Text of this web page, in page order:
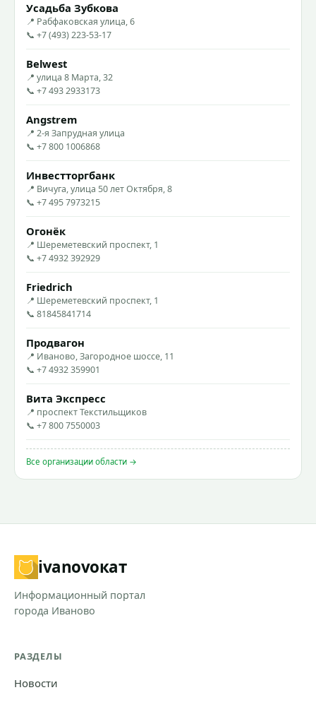
Усадьба Зубкова
📍 Рабфаковская улица, 6
📞 +7 (493) 223-53-17
Belwest
📍 улица 8 Марта, 32
📞 +7 493 2933173
Angstrem
📍 2-я Запрудная улица
📞 +7 800 1006868
Инвестторгбанк
📍 Вичуга, улица 50 лет Октября, 8
📞 +7 495 7973215
Огонёк
📍 Шереметевский проспект, 1
📞 +7 4932 392929
Friedrich
📍 Шереметевский проспект, 1
📞 81845841714
Продвагон
📍 Иваново, Загородное шоссе, 11
📞 +7 4932 359901
Вита Экспресс
📍 проспект Текстильщиков
📞 +7 800 7550003
Все организации области →
ivanovoкат
Информационный портал
города Иваново
РАЗДЕЛЫ
Новости